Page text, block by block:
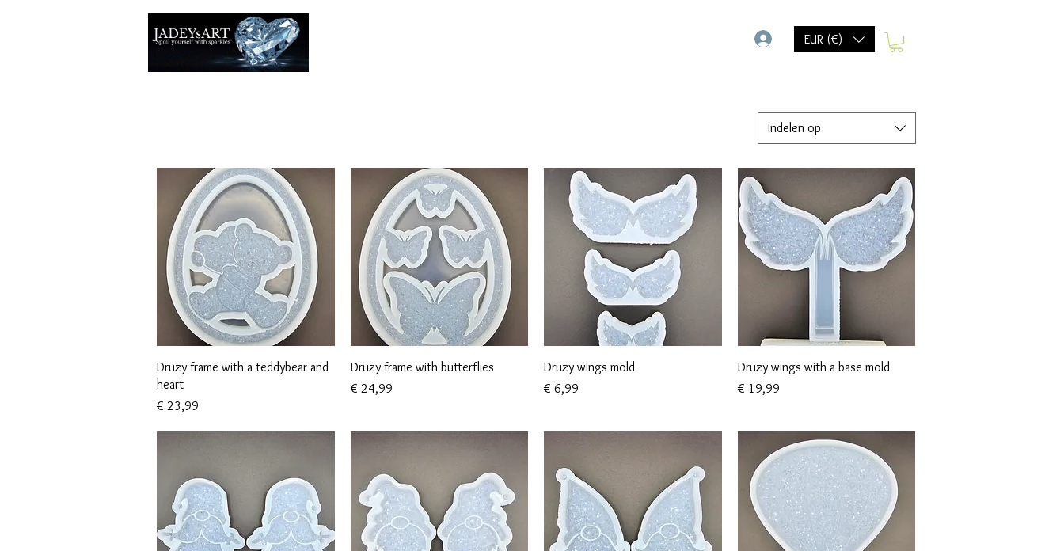
EUR (€)
Indelen op
Snel overzicht
Druzy frame with a teddybear and
heart
Prijs
€ 23,99
Snel overzicht
Druzy frame with butterflies
Prijs
€ 24,99
Snel overzicht
Druzy wings mold
Prijs
€ 6,99
Snel overzicht
Druzy wings with a base mold
Prijs
€ 19,99